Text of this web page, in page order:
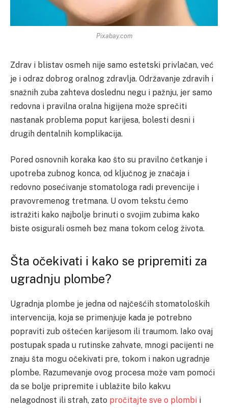
Pixabay.com
Zdrav i blistav osmeh nije samo estetski privlačan, već
je i odraz dobrog oralnog zdravlja. Održavanje zdravih i
snažnih zuba zahteva doslednu negu i pažnju, jer samo
redovna i pravilna oralna higijena može sprečiti
nastanak problema poput karijesa, bolesti desni i
drugih dentalnih komplikacija.
Pored osnovnih koraka kao što su pravilno četkanje i
upotreba zubnog konca, od ključnog je značaja i
redovno posećivanje stomatologa radi prevencije i
pravovremenog tretmana. U ovom tekstu ćemo
istražiti kako najbolje brinuti o svojim zubima kako
biste osigurali osmeh bez mana tokom celog života.
Šta očekivati i kako se pripremiti za
ugradnju plombe?
Ugradnja plombe je jedna od najčešćih stomatoloških
intervencija, koja se primenjuje kada je potrebno
popraviti zub oštećen karijesom ili traumom. Iako ovaj
postupak spada u rutinske zahvate, mnogi pacijenti ne
znaju šta mogu očekivati pre, tokom i nakon ugradnje
plombe. Razumevanje ovog procesa može vam pomoći
da se bolje pripremite i ublažite bilo kakvu
nelagodnost ili strah, zato pročitajte sve o plombi i